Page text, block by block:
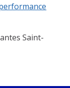
Saint-